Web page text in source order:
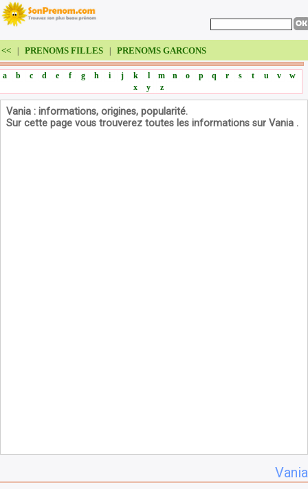
<< PRENOMS FILLES PRENOMS GARCONS
a b c d e f g h i j k l m n o p q r s t u v
w
x
y z
Vania : informations, origines, popularité.
Sur cette page vous trouverez toutes les informations sur Vania .
Vania